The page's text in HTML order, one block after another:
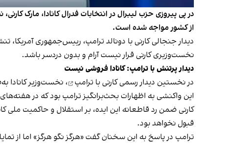
در پی پیروزی حزب لیبرال در انتخابات فدرال کانادا، مارک
از کشور مواجه شده است.
دیدار جنجالی کارنی با دونالد ترامپ، رییس‌جمهوری
نخست‌وزیری کارنی قرار نیست آرام و بدون دردسر باشد.
دیدار پرتنش با ترامپ: کانادا فروشی نیست
درنخستین دیدار رسمی کارنی با ترامپ
، نخست‌وزیر کانادا
این واکنشی به اظهارات بحث‌برانگیز ترامپ بود که در هفته‌های منتهی به
کارنی ضمن رد قاطعانه این ایده، بر استقلال و حاکمیت ملی
قبول نخواهد بود.
ترامپ در پاسخ به این سخنان گفت «هرگز نگو هرگز» اما از